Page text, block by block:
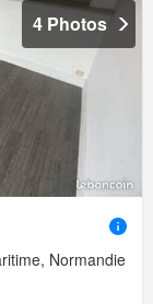
4 Photos
Normandie